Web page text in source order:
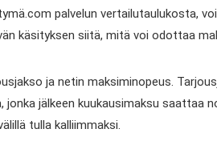
palvelun vertailutaulukosta,
käsityksen siitä, mitä voi odottaa
ja netin maksiminopeus.
jälkeen kuukausimaksu
tulla kalliimmaksi.